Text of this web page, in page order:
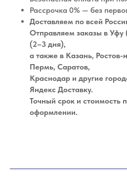
Рассрочка 0% — без
Доставляем по всей
Отправляем заказы в Уфу
(2–3 дня),
а также в Казань,
Пермь, Саратов,
Краснодар и другие
Яндекс Доставку.
Точный срок и стоимость
оформлении.